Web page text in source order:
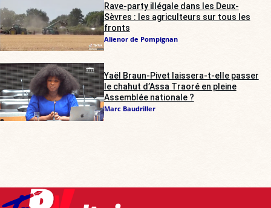
Rave-party illégale dans les Deux-
Sèvres : les agriculteurs sur tous les
fronts
Alienor de Pompignan
Yaël Braun-Pivet laissera-t-elle passer
le chahut d’Assa Traoré en pleine
Assemblée nationale ?
Marc Baudriller